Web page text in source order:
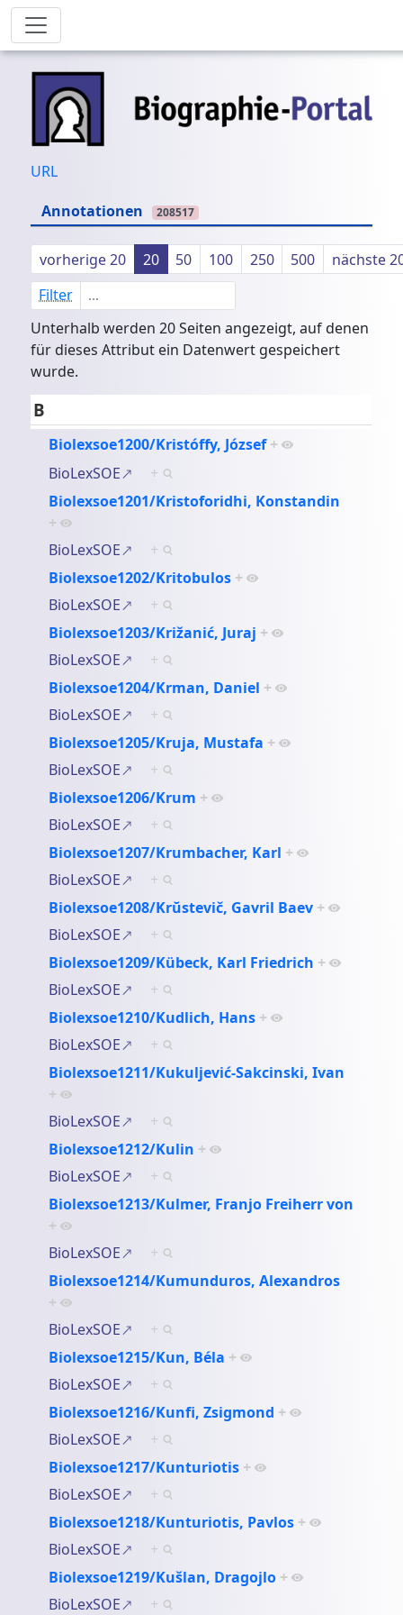
URL
Annotationen
208517
vorherige 20 20 50 100 250 500
nächste
Filter
Unterhalb werden 20 Seiten angezeigt, auf denen
für dieses Attribut ein Datenwert gespeichert
wurde.
B
Biolexsoe1200/Kristóffy, József +
BioLexSOE
+
Biolexsoe1201/Kristoforidhi, Konstandin
+
BioLexSOE
+
Biolexsoe1202/Kritobulos +
BioLexSOE
+
Biolexsoe1203/Križanić, Juraj +
BioLexSOE
+
Biolexsoe1204/Krman, Daniel +
BioLexSOE
+
Biolexsoe1205/Kruja, Mustafa +
BioLexSOE
+
Biolexsoe1206/Krum +
BioLexSOE
+
Biolexsoe1207/Krumbacher, Karl +
BioLexSOE
+
Biolexsoe1208/Krŭstevič, Gavril Baev +
BioLexSOE
+
Biolexsoe1209/Kübeck, Karl Friedrich +
BioLexSOE
+
Biolexsoe1210/Kudlich, Hans +
BioLexSOE
+
Biolexsoe1211/Kukuljević-Sakcinski, Ivan
+
BioLexSOE
+
Biolexsoe1212/Kulin +
BioLexSOE
+
Biolexsoe1213/Kulmer, Franjo Freiherr von
+
BioLexSOE
+
Biolexsoe1214/Kumunduros, Alexandros
+
BioLexSOE
+
Biolexsoe1215/Kun, Béla +
BioLexSOE
+
Biolexsoe1216/Kunfi, Zsigmond +
BioLexSOE
+
Biolexsoe1217/Kunturiotis +
BioLexSOE
+
Biolexsoe1218/Kunturiotis, Pavlos +
BioLexSOE
+
Biolexsoe1219/Kušlan, Dragojlo +
BioLexSOE
+